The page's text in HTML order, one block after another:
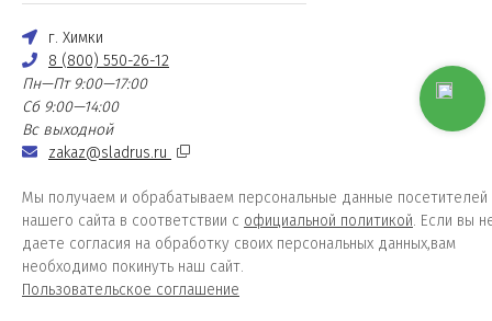
г. Химки
8 (800) 550-26-12
Пн—Пт 9:00—17:00
Сб 9:00—14:00
Вс выходной
zakaz@sladrus.ru
Мы получаем и обрабатываем персональные данные посетителей
нашего сайта в соответствии с официальной политикой. Если вы
даете согласия на обработку своих персональных данных,вам
необходимо покинуть наш сайт.
Пользовательское соглашение